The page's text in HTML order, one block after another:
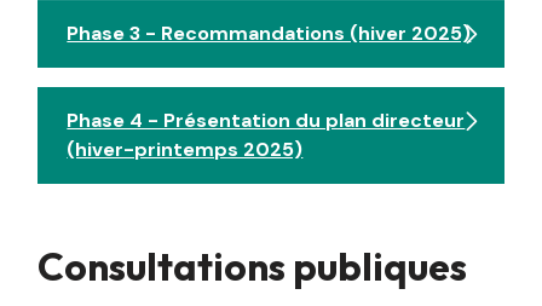
Phase 3 - Recommandations (hiver 2025)
Phase 4 - Présentation du plan directeur
(hiver-printemps 2025)
Consultations publiques